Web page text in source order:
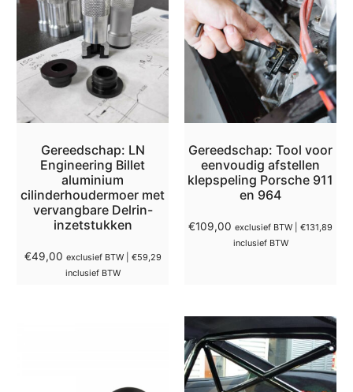
Gereedschap: LN
Engineering Billet
aluminium
cilinderhoudermoer met
vervangbare Delrin-
inzetstukken
€49,00 exclusief BTW | €59,29
inclusief BTW
Gereedschap: Tool voor
eenvoudig afstellen
klepspeling Porsche 911
en 964
€109,00 exclusief BTW | €131,89
inclusief BTW